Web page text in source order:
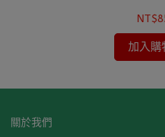
加入購
關於我們